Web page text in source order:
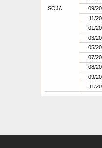
SOJA
09/
11/
01/
03/
05/
07/
08/
09/
11/